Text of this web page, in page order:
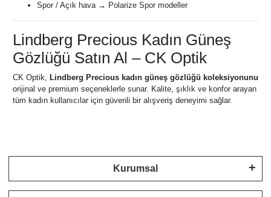
Spor / Açık hava → Polarize Spor modeller
Lindberg Precious Kadın Güneş
Gözlüğü Satın Al – CK Optik
CK Optik, Lindberg Precious kadın güneş gözlüğü koleksiyonunu
orijinal ve premium seçeneklerle sunar. Kalite, şıklık ve konfor arayan
tüm kadın kullanıcılar için güvenli bir alışveriş deneyimi sağlar.
Kurumsal